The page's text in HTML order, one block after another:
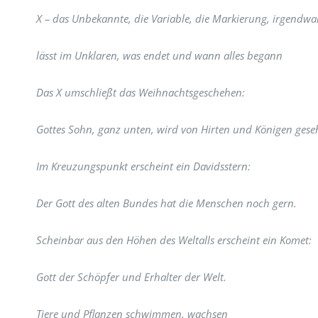
X – das Unbekannte, die Variable, die Markierung,
lässt im Unklaren, was endet und wann alles begann
Das X umschließt das Weihnachtsgeschehen:
Gottes Sohn, ganz unten, wird von Hirten und Königen
Im Kreuzungspunkt erscheint ein Davidsstern:
Der Gott des alten Bundes hat die Menschen noch gern.
Scheinbar aus den Höhen des Weltalls erscheint ein Komet:
Gott der Schöpfer und Erhalter der Welt.
Tiere und Pflanzen schwimmen, wachsen